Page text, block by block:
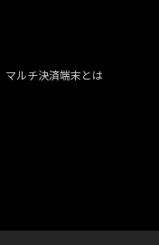
マルチ決済端末とは